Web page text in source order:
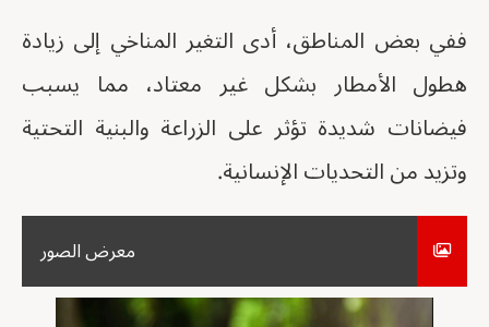
ففي بعض المناطق، أدى التغير المناخي إلى زيادة
هطول الأمطار بشكل غير معتاد، مما يسبب
فيضانات شديدة تؤثر على الزراعة والبنية التحتية
وتزيد من التحديات الإنسانية.
معرض الصور